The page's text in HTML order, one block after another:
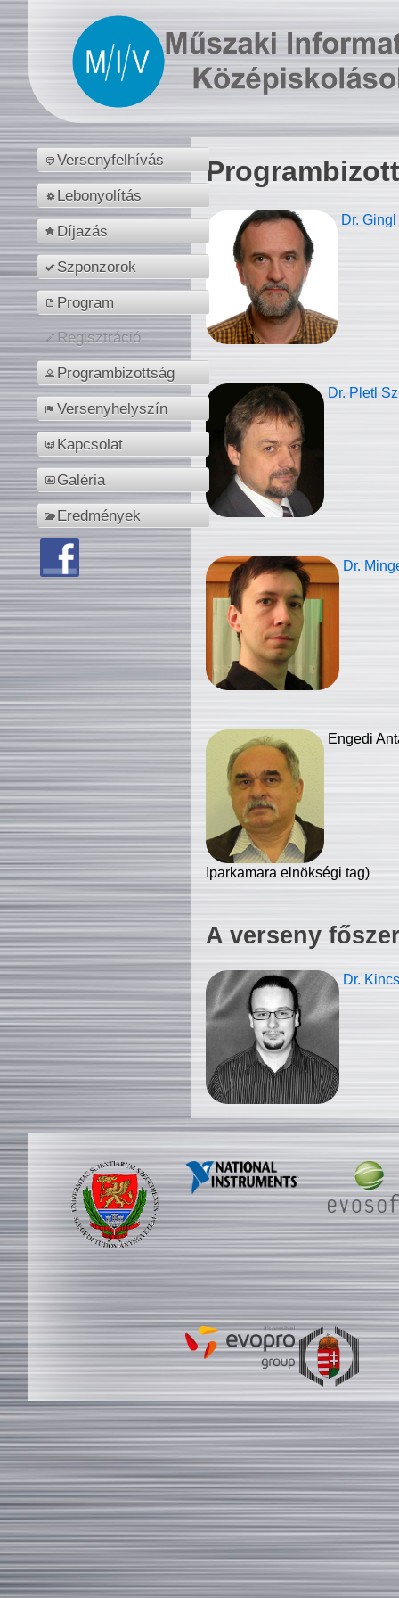
Versenyfelhívás
Lebonyolítás
Díjazás
Szponzorok
Program
Regisztráció
Programbizottság
Versenyhelyszín
Kapcsolat
Galéria
Eredmények
Dr.
Dr. Pletl
Dr.
Engedi
Iparkamara elnökségi tag)
A verseny
Dr.